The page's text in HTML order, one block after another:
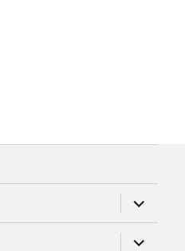
anzeigen